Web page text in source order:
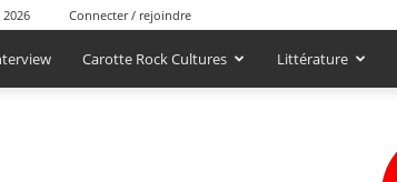
Connecter / rejoindre
Carotte Rock Cultures Littérature